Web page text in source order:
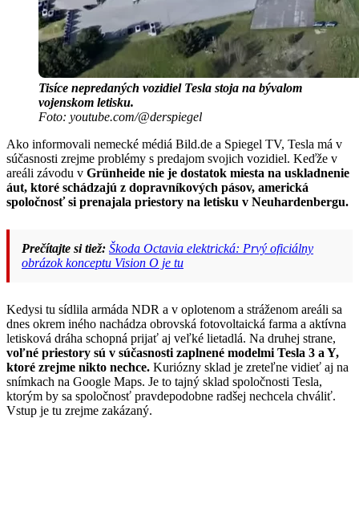
Tisíce nepredaných vozidiel Tesla stoja na bývalom
vojenskom letisku.
Foto: youtube.com/@derspiegel
Ako informovali nemecké médiá Bild.de a Spiegel TV, Tesla má v
súčasnosti zrejme problémy s predajom svojich vozidiel. Keďže v
areáli závodu v Grünheide nie je dostatok miesta na uskladnenie
áut, ktoré schádzajú z dopravníkových pásov, americká
spoločnosť si prenajala priestory na letisku v Neuhardenbergu.
Prečítajte si tiež: Škoda Octavia elektrická: Prvý oficiálny
obrázok konceptu Vision O je tu
Kedysi tu sídlila armáda NDR a v oplotenom a stráženom areáli sa
dnes okrem iného nachádza obrovská fotovoltaická farma a aktívna
letisková dráha schopná prijať aj veľké lietadlá. Na druhej strane,
voľné priestory sú v súčasnosti zaplnené modelmi Tesla 3 a Y,
ktoré zrejme nikto nechce. Kuriózny sklad je zreteľne vidieť aj na
snímkach na Google Maps. Je to tajný sklad spoločnosti Tesla,
ktorým by sa spoločnosť pravdepodobne radšej nechcela chváliť.
Vstup je tu zrejme zakázaný.